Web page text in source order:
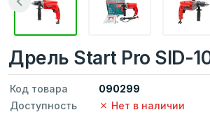
Дрель Start Pro SID-
Код товара
090299
Доступность
Нет в наличии